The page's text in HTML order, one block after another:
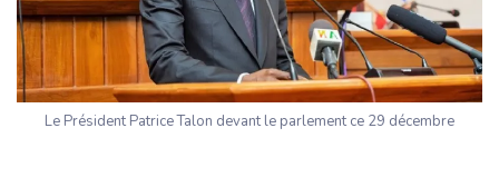
Le Président Patrice Talon devant le parlement ce 29 décembre